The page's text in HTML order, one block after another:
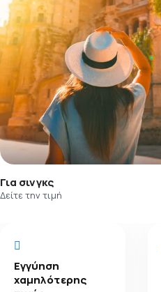
Για σινγκς
Δείτε την τιμή
Εγγύηση
χαμηλότερης